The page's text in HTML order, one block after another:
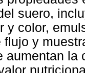
suero,
y color,
flujo y
aumentan la